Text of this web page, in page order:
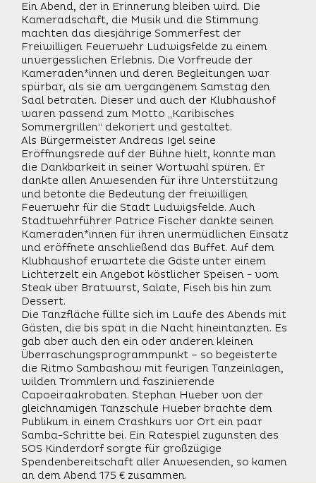
Ein Abend, der in Erinnerung bleiben wird. Die
Kameradschaft, die Musik und die Stimmung
machten das diesjährige Sommerfest der
Freiwilligen Feuerwehr Ludwigsfelde zu einem
unvergesslichen Erlebnis. Die Vorfreude der
Kameraden*innen und deren Begleitungen war
spürbar, als sie am vergangenem Samstag den
Saal betraten. Dieser und auch der Klubhaushof
waren passend zum Motto „Karibisches
Sommergrillen“ dekoriert und gestaltet.
Als Bürgermeister Andreas Igel seine
Eröffnungsrede auf der Bühne hielt, konnte man
die Dankbarkeit in seiner Wortwahl spüren. Er
dankte allen Anwesenden für ihre Unterstützung
und betonte die Bedeutung der freiwilligen
Feuerwehr für die Stadt Ludwigsfelde. Auch
Stadtwehrführer Patrice Fischer dankte seinen
Kameraden*innen für ihren unermüdlichen Einsatz
und eröffnete anschließend das Buffet. Auf dem
Klubhaushof erwartete die Gäste unter einem
Lichterzelt ein Angebot köstlicher Speisen - vom
Steak über Bratwurst, Salate, Fisch bis hin zum
Dessert.
Die Tanzfläche füllte sich im Laufe des Abends mit
Gästen, die bis spät in die Nacht hineintanzten. Es
gab aber auch den ein oder anderen kleinen
Überraschungsprogrammpunkt – so begeisterte
die Ritmo Sambashow mit feurigen Tanzeinlagen,
wilden Trommlern und faszinierende
Capoeiraakrobaten. Stephan Hueber von der
gleichnamigen Tanzschule Hueber brachte dem
Publikum in einem Crashkurs vor Ort ein paar
Samba-Schritte bei. Ein Ratespiel zugunsten des
SOS Kinderdorf sorgte für großzügige
Spendenbereitschaft aller Anwesenden, so kamen
an dem Abend 175 € zusammen.